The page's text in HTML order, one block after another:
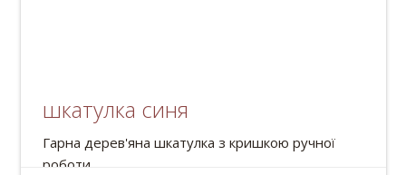
шкатулка синя
Гарна дерев'яна шкатулка з кришкою ручної
роботи.